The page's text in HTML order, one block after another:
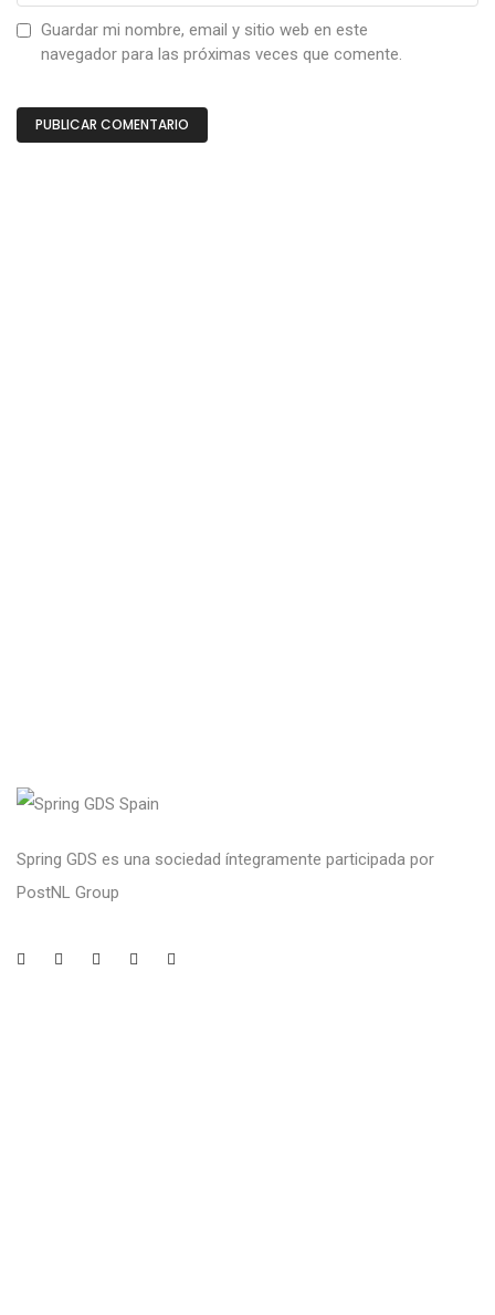
Guardar mi nombre, email y sitio web en este
navegador para las próximas veces que comente.
Spring GDS es una sociedad íntegramente participada por
PostNL Group